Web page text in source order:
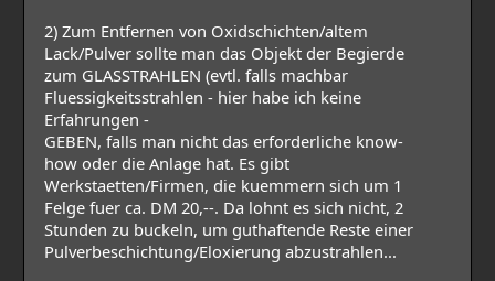
2) Zum Entfernen von Oxidschichten/altem
Lack/Pulver sollte man das Objekt der Begierde
zum GLASSTRAHLEN (evtl. falls machbar
Fluessigkeitsstrahlen - hier habe ich keine
Erfahrungen -
GEBEN, falls man nicht das erforderliche know-
how oder die Anlage hat. Es gibt
Werkstaetten/Firmen, die kuemmern sich um 1
Felge fuer ca. DM 20,--. Da lohnt es sich nicht, 2
Stunden zu buckeln, um guthaftende Reste einer
Pulverbeschichtung/Eloxierung abzustrahlen...